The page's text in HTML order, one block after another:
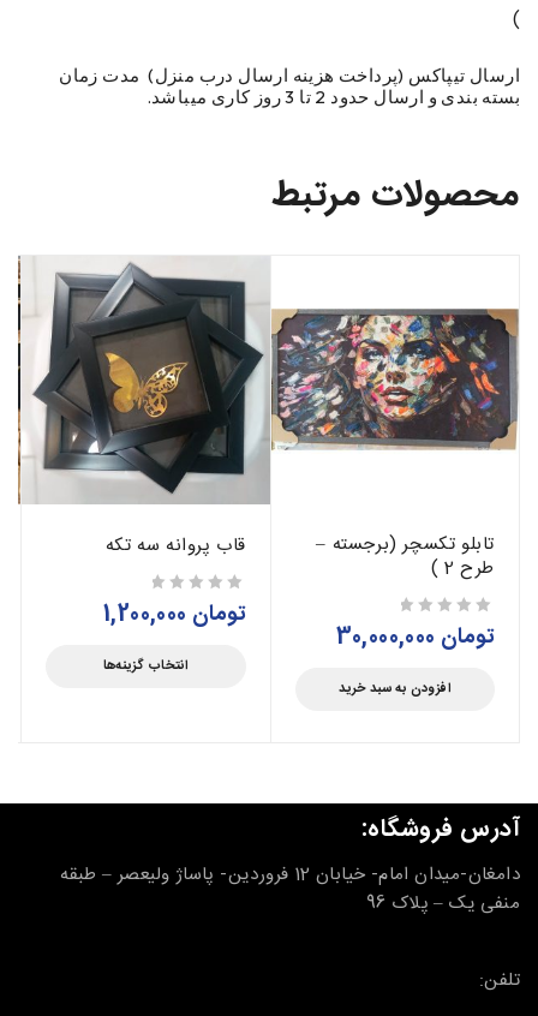
)
ارسال تیپاکس (پرداخت هزينه ارسال درب منزل) مدت زمان
بسته بندی و ارسال حدود 2 تا 3 روز کاری میباشد.
محصولات مرتبط
تابلو تکسچر (برجسته –
طرح 2 )
تومان
افزودن به سبد خرید
قاب پروانه سه تکه
تومان
انتخاب گزینه‌ها
آدرس فروشگاه:
دامغان-میدان امام- خیابان 12 فروردین- پاساژ ولیعصر – طبقه
منفی یک – پلاک 96
تلفن: